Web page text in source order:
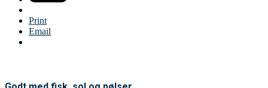
Print
Email